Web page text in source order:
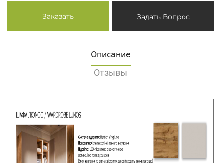
Заказать Задать Вопрос
Описание
Отзывы